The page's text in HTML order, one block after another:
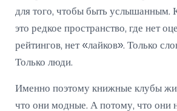
для того, чтобы быть услышанным.
это редкое пространство, где нет
рейтингов, нет «лайков». Только
Только люди.
Именно поэтому книжные клубы
что они модные. А потому, что они